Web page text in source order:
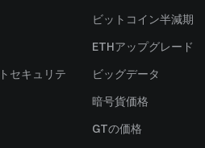
セキュリテ
ビットコイン半減期
ETHアップグレード
ビッグデータ
暗号貨価格
GTの価格